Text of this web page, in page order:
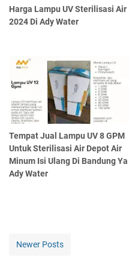
Harga Lampu UV Sterilisasi Air
2024 Di Ady Water
Tempat Jual Lampu UV 8 GPM
Untuk Sterilisasi Air Depot Air
Minum Isi Ulang Di Bandung Ya
Ady Water
Newer Posts